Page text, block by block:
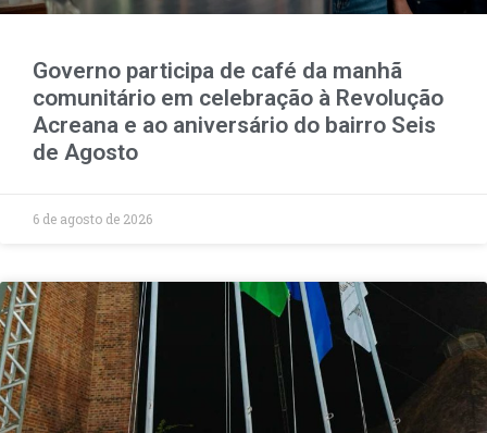
Governo participa de café da manhã
comunitário em celebração à Revolução
Acreana e ao aniversário do bairro Seis
de Agosto
6 de agosto de 2026